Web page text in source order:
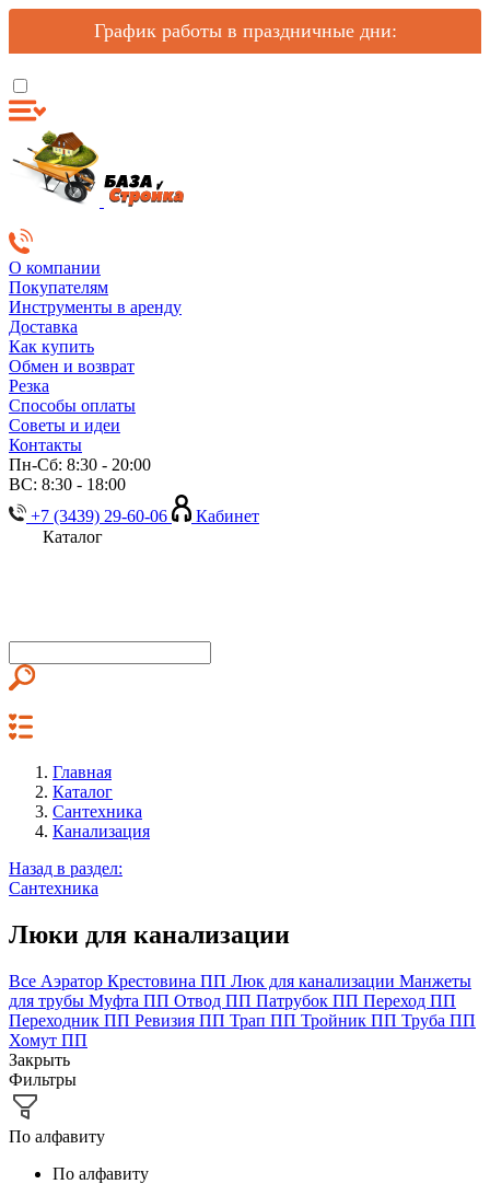
График работы в праздничные дни:
О компании
Покупателям
Инструменты в аренду
Доставка
Как купить
Обмен и возврат
Резка
Способы оплаты
Советы и идеи
Контакты
Пн-Сб: 8:30 - 20:00
ВС: 8:30 - 18:00
+7 (3439) 29-60-06
Кабинет
Каталог
Главная
Каталог
Сантехника
Канализация
Назад в раздел:
Сантехника
Люки для канализации
Все Аэратор Крестовина ПП Люк для канализации Манжеты
для трубы Муфта ПП Отвод ПП Патрубок ПП Переход ПП
Переходник ПП Ревизия ПП Трап ПП Тройник ПП Труба ПП
Хомут ПП
Закрыть
Фильтры
По алфавиту
По алфавиту